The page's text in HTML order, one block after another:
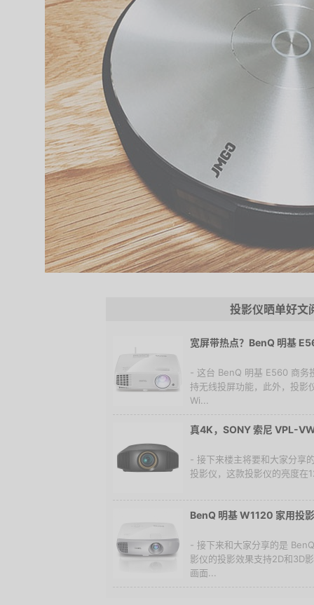
投影仪晒单好文
宽屏带热点？BenQ 明基
- 这台 BenQ 明基 E560 商务
持无线投屏功能，此外，投影
Wi...
真4K，SONY 索尼 VPL-
- 接下来楼主将要和大家分享
投影仪，这款投影仪的亮度
BenQ 明基 W1120 家用投
- 接下来和大家分享的是
影仪的投影效果支持2D和3D
画面...